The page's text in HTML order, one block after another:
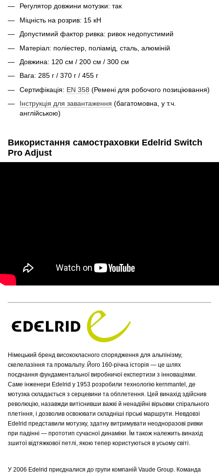
Регулятор довжини мотузки: так
Міцність на розрив: 15 кН
Допустимий фактор ривка: ривок недопустимий
Матеріал: поліестер, поліамід, сталь, алюміній
Довжина: 120 см / 200 см / 300 см
Вага: 285 г / 370 г / 455 г
Сертифікація: EN 358 (Ремені для робочого позиціювання)
Інструкція для завантаження (багатомовна, у т.ч.
англійською)
Використання самостраховки Edelrid Switch
Pro Adjust
Німецький бренд висококласного спорядження для альпінізму,
скелелазіння та промальпу. Його 160-річна історія — це шлях
поєднання фундаментальної виробничої експертизи з інноваціями.
Саме інженери Edelrid у 1953 розробили технологію kernmantel, де
мотузка складається з серцевини та обплетення. Цей винахід здійснив
революцію, назавжди витіснивши важкі й ненадійні вірьовки спірального
плетіння, і дозволив освоювати складніші гірські маршрути. Невдовзі
Edelrid представили мотузку, здатну витримувати неодноразові ривки
при падінні — прототип сучасної динаміки. Їм також належить винахід
зшитої відтяжкової петлі, якою тепер користуються в усьому світі.
У 2006 Edelrid приєдналися до групи компаній Vaude Group. Команда